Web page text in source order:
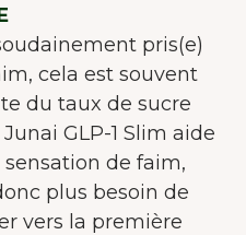
pris(e)
cela est souvent
du taux de sucre
GLP-1 Slim aide
de faim,
plus besoin de
vers la première